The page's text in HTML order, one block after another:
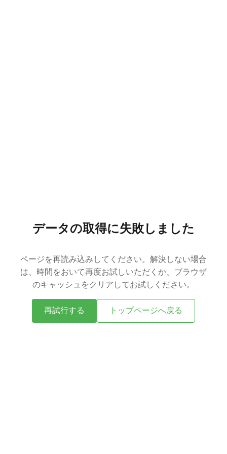
データの取得に失敗しました
ページを再読み込みしてください。解決しない場合
は、時間をおいて再度お試しいただくか、ブラウザ
のキャッシュをクリアしてお試しください。
再試行する トップページへ戻る